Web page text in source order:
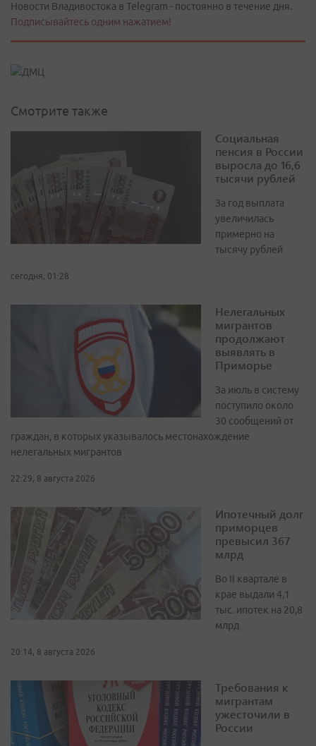
Новости Владивостока в Telegram - постоянно в течение дня.
Подписывайтесь одним нажатием!
Смотрите также
Социальная
пенсия в России
выросла до 16,6
тысячи рублей
За год выплата
увеличилась
примерно на
тысячу рублей
сегодня, 01:28
Нелегальных
мигрантов
продолжают
выявлять в
Приморье
За июль в систему
поступило около
30 сообщений от
граждан, в которых указывалось местонахождение
нелегальных мигрантов
22:29, 8 августа 2026
Ипотечный долг
приморцев
превысил 367
млрд
Во II квартале в
крае выдали 4,1
тыс. ипотек на 20,8
млрд
20:14, 8 августа 2026
Требования к
мигрантам
ужесточили в
России